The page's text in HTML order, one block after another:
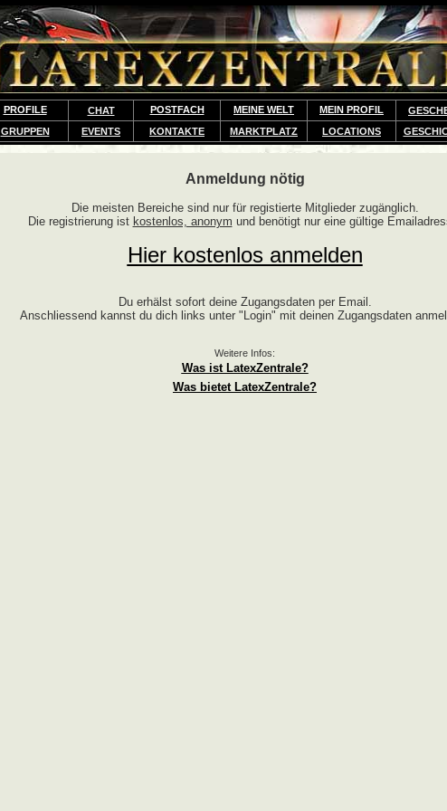
PROFILE CHAT POSTFACH MEINE WELT MEIN PROFIL
GRUPPEN EVENTS KONTAKTE MARKTPLATZ LOCATIONS
Anmeldung nötig
Die meisten Bereiche sind nur für registierte Mitglieder zugänglich.
Die registrierung ist kostenlos, anonym und benötigt nur eine gültige
Hier kostenlos anmelden
Du erhälst sofort deine Zugangsdaten per Email.
Anschliessend kannst du dich links unter "Login" mit deinen Zugangsdaten
Weitere Infos:
Was ist LatexZentrale?
Was bietet LatexZentrale?